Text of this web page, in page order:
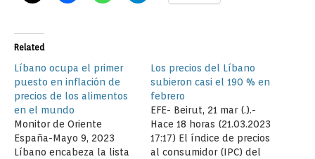
Related
Líbano ocupa el primer
puesto en inflación de
precios de los alimentos
en el mundo
Monitor de Oriente
España-Mayo 9, 2023
Líbano encabeza la lista
Los precios del Líbano
subieron casi el 190 % en
febrero
EFE- Beirut, 21 mar (.).-
Hace 18 horas (21.03.2023
17:17) El índice de precios
al consumidor (IPC) del